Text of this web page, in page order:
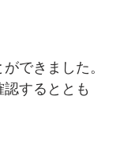
できました。
するととも